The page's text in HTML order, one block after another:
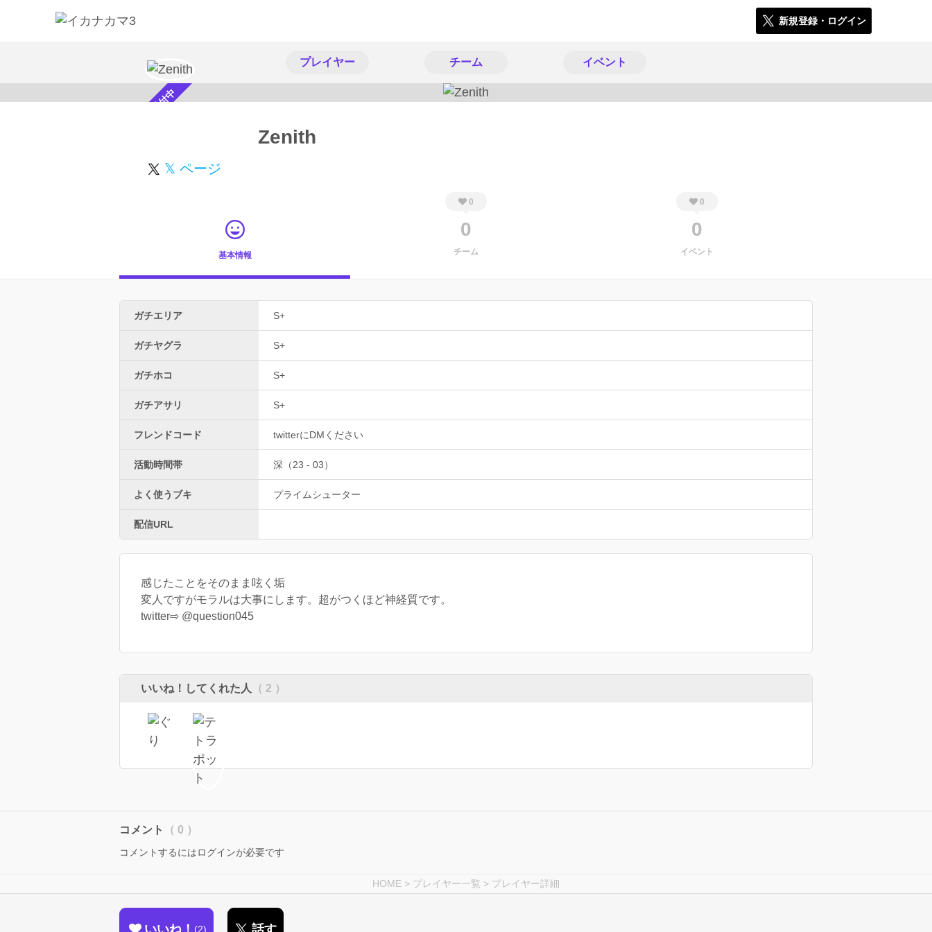
新規登録・ログイン
プレイヤー チーム イベント
スカウト受付中 Zenith
𝕏 ページ
基本情報
0
0
チーム
0
0
イベント
ガチエリア S+
ガチヤグラ S+
ガチホコ S+
ガチアサリ S+
フレンドコード twitterにDMください
活動時間帯 深（23 - 03）
よく使うブキ プライムシューター
配信URL
感じたことをそのまま呟く垢
変人ですがモラルは大事にします。超がつくほど神経質です。
twitter⇨ @question045
いいね！してくれた人 （ 2 ）
コメント （ 0 ）
コメントするにはログインが必要です
HOME > プレイヤー一覧 > プレイヤー詳細
いいね！ 2 話す